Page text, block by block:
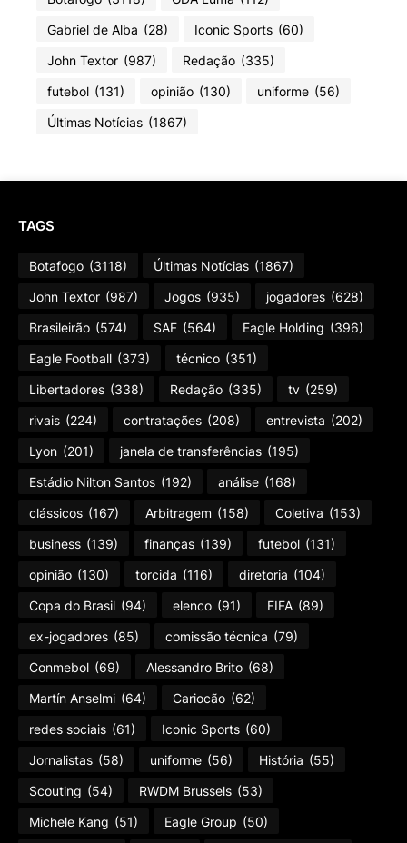
Gabriel de Alba (28) Iconic Sports (60)
John Textor (987) Redação (335)
futebol (131) opinião (130) uniforme (56)
Últimas Notícias (1867)
TAGS
Botafogo (3118) Últimas Notícias (1867)
John Textor (987) Jogos (935) jogadores (628)
Brasileirão (574) SAF (564) Eagle Holding (396)
Eagle Football (373) técnico (351)
Libertadores (338) Redação (335) tv (259)
rivais (224) contratações (208) entrevista (202)
Lyon (201) janela de transferências (195)
Estádio Nilton Santos (192) análise (168)
clássicos (167) Arbitragem (158) Coletiva (153)
business (139) finanças (139) futebol (131)
opinião (130) torcida (116) diretoria (104)
Copa do Brasil (94) elenco (91) FIFA (89)
ex-jogadores (85) comissão técnica (79)
Conmebol (69) Alessandro Brito (68)
Martín Anselmi (64) Cariocão (62)
redes sociais (61) Iconic Sports (60)
Jornalistas (58) uniforme (56) História (55)
Scouting (54) RWDM Brussels (53)
Michele Kang (51) Eagle Group (50)